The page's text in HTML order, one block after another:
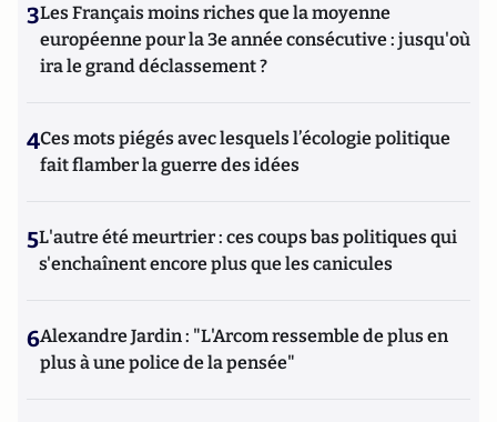
3Les Français moins riches que la moyenne
européenne pour la 3e année consécutive : jusqu'où
ira le grand déclassement ?
4Ces mots piégés avec lesquels l’écologie politique
fait flamber la guerre des idées
5L'autre été meurtrier : ces coups bas politiques qui
s'enchaînent encore plus que les canicules
6Alexandre Jardin : "L'Arcom ressemble de plus en
plus à une police de la pensée"